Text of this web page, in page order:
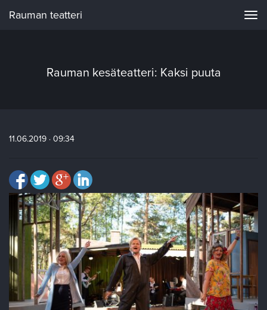
Rauman teatteri
Rauman kesäteatteri: Kaksi puuta
11.06.2019 · 09:34